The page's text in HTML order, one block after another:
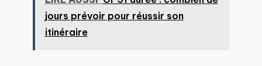
jours prévoir pour réussir son
itinéraire